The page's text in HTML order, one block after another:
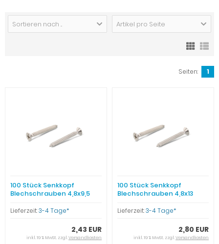
Sortieren nach ... Artikel pro Seite
Seiten: 1
100 Stück Senkkopf
Blechschrauben 4,8x9,5
Lieferzeit:3-4 Tage*
2,43 EUR
inkl. 19 % MwSt. zzgl.Versandkosten
100 Stück Senkkopf
Blechschrauben 4,8x13
Lieferzeit:3-4 Tage*
2,80 EUR
inkl. 19 % MwSt. zzgl.Versandkosten